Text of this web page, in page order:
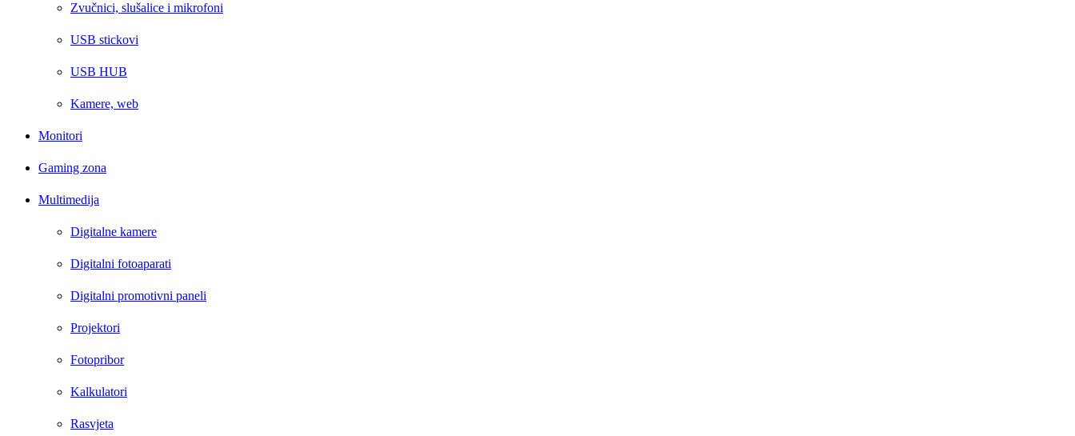
Zvučnici, slušalice i mikrofoni
USB stickovi
USB HUB
Kamere, web
Monitori
Gaming zona
Multimedija
Digitalne kamere
Digitalni fotoaparati
Digitalni promotivni paneli
Projektori
Fotopribor
Kalkulatori
Rasvjeta